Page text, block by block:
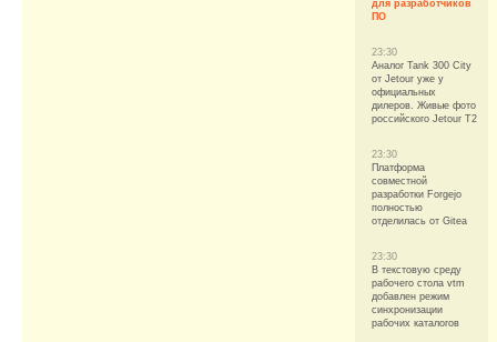
для разработчиков
ПО
23:30
Аналог Tank 300 City
от Jetour уже у
официальных
дилеров. Живые фото
российского Jetour T2
23:30
Платформа
совместной
разработки Forgejo
полностью
отделилась от Gitea
23:30
В текстовую среду
рабочего стола vtm
добавлен режим
синхронизации
рабочих каталогов